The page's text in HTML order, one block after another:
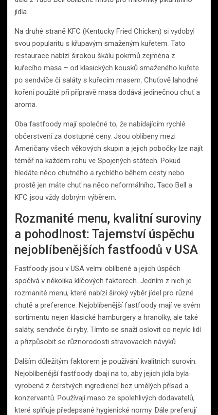
jídla.
Na druhé straně KFC (Kentucky Fried Chicken) si vydobyl
svou popularitu s křupavým smaženým kuřetem. Tato
restaurace nabízí širokou škálu pokrmů zejména z
kuřecího masa – od klasických kousků smaženého kuřete
po sendviče či saláty s kuřecím masem. Chuťově lahodné
koření použité při přípravě masa dodává jedinečnou chuť a
aroma.
Oba fastfoody mají společné to, že nabídajícím rychlé
občerstvení za dostupné ceny. Jsou oblíbeny mezi
Američany všech věkových skupin a jejich pobočky lze najít
téměř na každém rohu ve Spojených státech. Pokud
hledáte něco chutného a rychlého během cesty nebo
prostě jen máte chuť na něco neformálního, Taco Bell a
KFC jsou vždy dobrým výběrem.
Rozmanité menu, kvalitní suroviny
a pohodlnost: Tajemství úspěchu
nejoblíbenějších fastfoodů v USA
Fastfoody jsou v USA velmi oblíbené a jejich úspěch
spočívá v několika klíčových faktorech. Jedním z nich je
rozmanité menu, které nabízí široký výběr jídel pro různé
chutě a preference. Nejoblíbenější fastfoody mají ve svém
sortimentu nejen klasické hamburgery a hranolky, ale také
saláty, sendviče či ryby. Tímto se snaží oslovit co nejvíc lidí
a přizpůsobit se různorodosti stravovacích návyků.
Dalším důležitým faktorem je používání kvalitních surovin.
Nejoblíbenější fastfoody dbají na to, aby jejich jídla byla
vyrobená z čerstvých ingrediencí bez umělých přísad a
konzervantů. Používají maso ze spolehlivých dodavatelů,
které splňuje předepsané hygienické normy. Dále preferují